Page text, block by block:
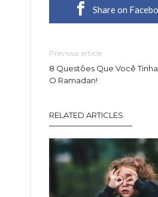
Share on
Previous article
8 Questões Que Você
O Ramadan!
RELATED ARTICLES